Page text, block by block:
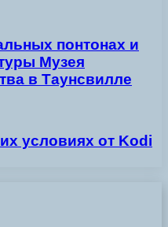
понтонах и
Музея
в Таунсвилле
условиях от Kodi